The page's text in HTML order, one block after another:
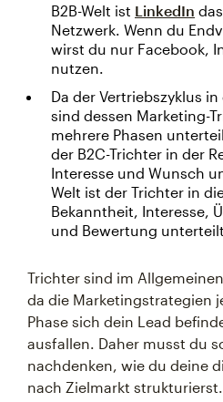
B2B-Welt ist LinkedIn
Netzwerk. Wenn du
wirst du nur Facebook,
nutzen.
Da der Vertriebszyklus
sind dessen Marketing-
mehrere Phasen
der B2C-Trichter in der
Interesse und Wunsch
Welt ist der Trichter in
Bekanntheit, Interesse,
und Bewertung
Trichter sind im
da die Marketingstrategien
Phase sich dein Lead
ausfallen. Daher musst du
nachdenken, wie du deine
nach Zielmarkt